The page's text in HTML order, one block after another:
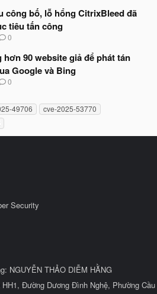
công bố, lỗ hổng CitrixBleed đã
tiêu tấn công
0
hơn 90 website giả để phát tán
Google và Bing
0
49706
cve-2025-53770
Security
NGUYỄN THẢO DIỄM HẰNG
Đường Dương Đình Nghệ, Phường